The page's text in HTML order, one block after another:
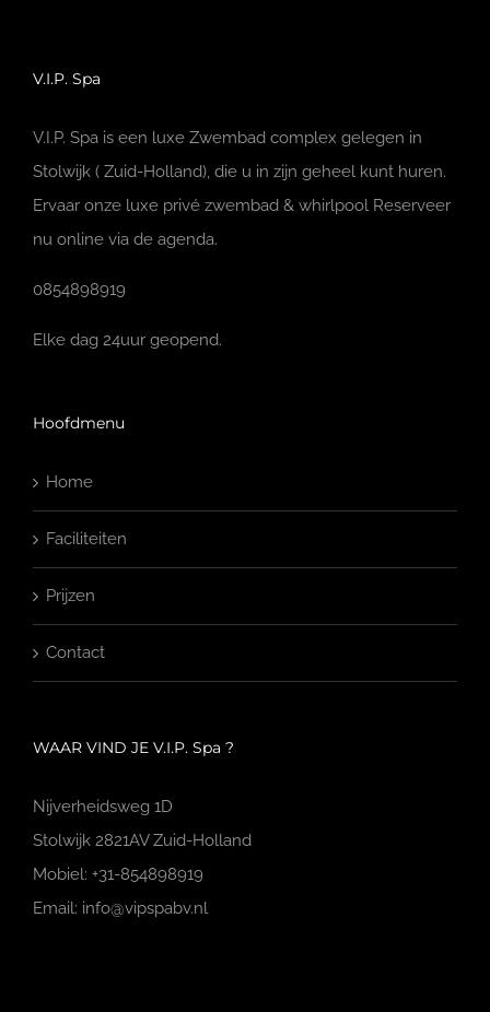
V.I.P. Spa
V.I.P. Spa is een luxe Zwembad complex gelegen in
Stolwijk ( Zuid-Holland), die u in zijn geheel kunt huren.
Ervaar onze luxe privé zwembad & whirlpool Reserveer
nu online via de agenda.
0854898919
Elke dag 24uur geopend.
Hoofdmenu
Home
Faciliteiten
Prijzen
Contact
WAAR VIND JE V.I.P. Spa ?
Nijverheidsweg 1D
Stolwijk 2821AV Zuid-Holland
Mobiel: +31-854898919
Email: info@vipspabv.nl